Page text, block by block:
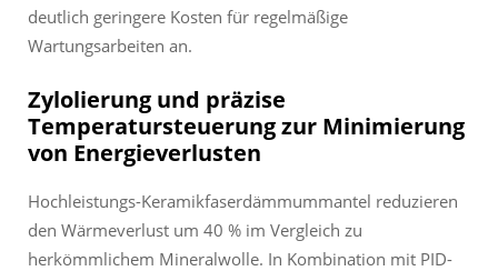
deutlich geringere Kosten für regelmäßige
Wartungsarbeiten an.
Zylolierung und präzise
Temperatursteuerung zur Minimierung
von Energieverlusten
Hochleistungs-Keramikfaserdämmummantel reduzieren
den Wärmeverlust um 40 % im Vergleich zu
herkömmlichem Mineralwolle. In Kombination mit PID-